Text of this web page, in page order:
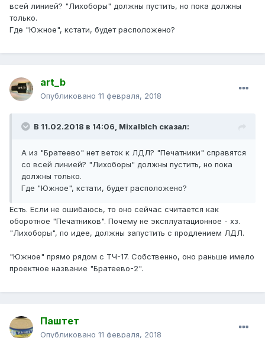
всей линией? "Лихоборы" должны пустить, но пока должны
только.
Где "Южное", кстати, будет расположено?
art_b
Опубликовано 11 февраля, 2018
В 11.02.2018 в 14:06, Mixalblch сказал:
А из "Братеево" нет веток к ЛДЛ? "Печатники" справятся
со всей линией? "Лихоборы" должны пустить, но пока
должны только.
Где "Южное", кстати, будет расположено?
Есть. Если не ошибаюсь, то оно сейчас считается как
оборотное "Печатников". Почему не эксплуатационное - хз.
"Лихоборы", по идее, должны запустить с продлением ЛДЛ.
"Южное" прямо рядом с ТЧ-17. Собственно, оно раньше имело
проектное название "Братеево-2".
Паштет
Опубликовано 11 февраля, 2018